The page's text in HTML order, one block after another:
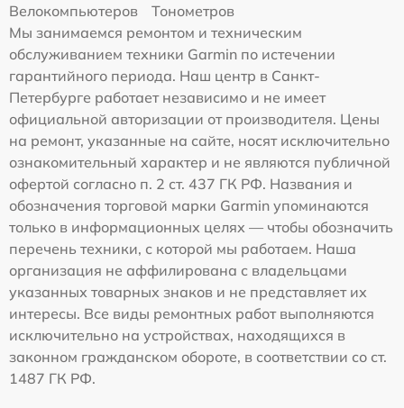
Велокомпьютеров
Тонометров
Мы занимаемся ремонтом и техническим
обслуживанием техники Garmin по истечении
гарантийного периода. Наш центр в Санкт-
Петербурге работает независимо и не имеет
официальной авторизации от производителя. Цены
на ремонт, указанные на сайте, носят исключительно
ознакомительный характер и не являются публичной
офертой согласно п. 2 ст. 437 ГК РФ. Названия и
обозначения торговой марки Garmin упоминаются
только в информационных целях — чтобы обозначить
перечень техники, с которой мы работаем. Наша
организация не аффилирована с владельцами
указанных товарных знаков и не представляет их
интересы. Все виды ремонтных работ выполняются
исключительно на устройствах, находящихся в
законном гражданском обороте, в соответствии со ст.
1487 ГК РФ.